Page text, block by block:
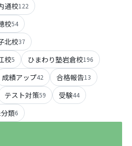
通校122
校54
北校37
校5 ひまわり塾岩倉校196
成績アップ42 合格報告13
テスト対策59 受験44
類6